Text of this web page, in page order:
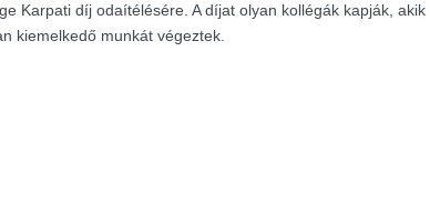
Karpati díj odaítélésére. A díjat olyan kollégák kapják, akik
kiemelkedő munkát végeztek.